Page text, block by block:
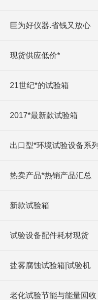
巨为好仪器.省钱又放心
现货供应低价*
21世纪*的试验箱
2017*最新款试验箱
出口型*环境试验设备系列
热卖产品*热销产品汇总
新款试验箱
试验设备配件耗材现货
盐雾腐蚀试验箱|试验机
老化试验节能与能量回收